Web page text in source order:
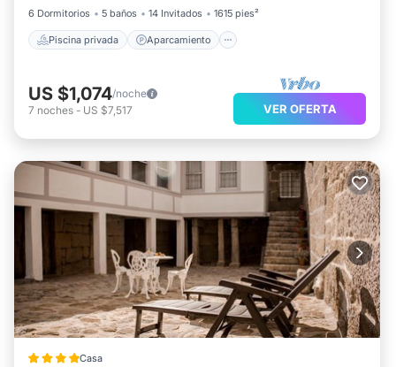
6 Dormitorios
5 baños 14 Invitados 1615 pies²
Piscina privada Aparcamiento
US $1,074/noche
7 noches - US $7,517 VER OFERTA
Casa